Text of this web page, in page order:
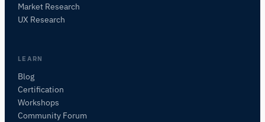
Market Research
UX Research
LEARN
Blog
Certification
Workshops
Community Forum
咨询研究方法、产品、传感器、SDK、资源，或
此页面是关于什么的？